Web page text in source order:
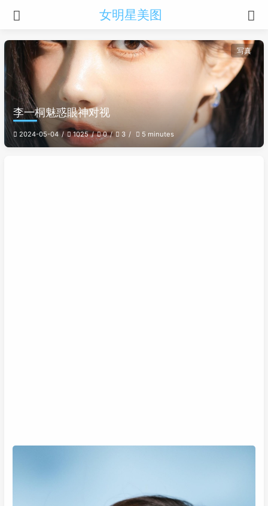
女明星美图
写真
李一桐魅惑眼神对视
2024-05-04 1025 0 3 5 minutes